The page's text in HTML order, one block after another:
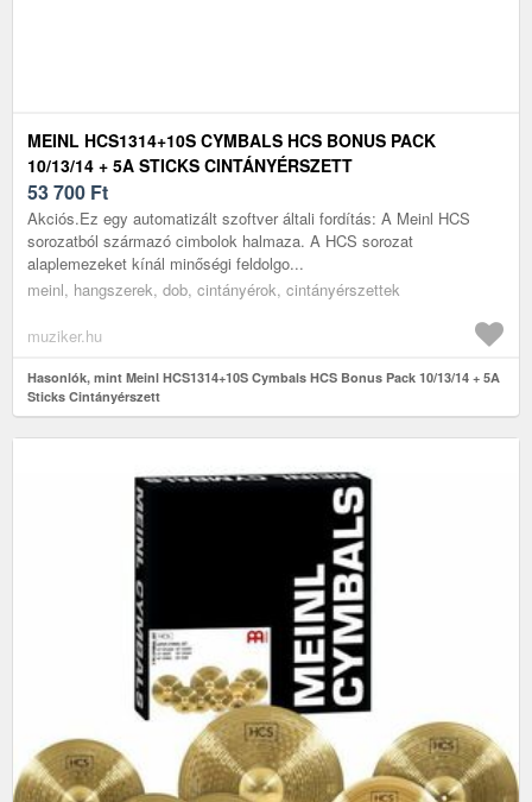
MEINL HCS1314+10S CYMBALS HCS BONUS PACK
10/13/14 + 5A STICKS CINTÁNYÉRSZETT
53 700 Ft
Akciós.Ez egy automatizált szoftver általi fordítás: A Meinl HCS
sorozatból származó cimbolok halmaza. A HCS sorozat
alaplemezeket kínál minőségi feldolgo...
meinl, hangszerek, dob, cintányérok, cintányérszettek
muziker.hu
Hasonlók, mint Meinl HCS1314+10S Cymbals HCS Bonus Pack 10/13/14 + 5A
Sticks Cintányérszett